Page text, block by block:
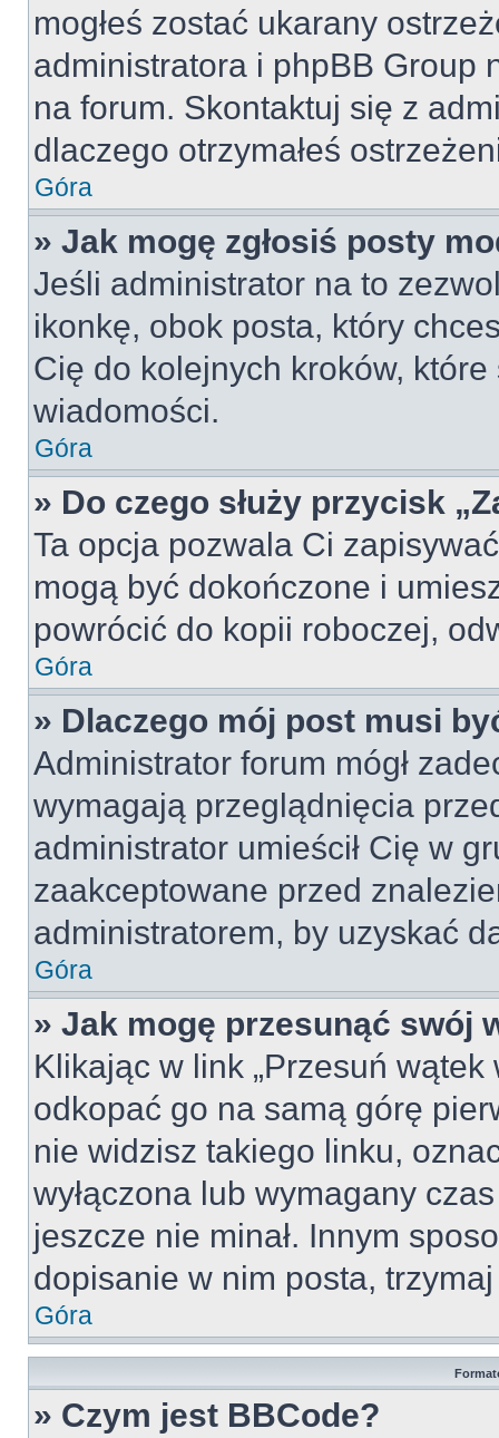
mogłeś zostać ukarany
administratora i phpBB Group
na forum. Skontaktuj się z
dlaczego otrzymałeś
Góra
» Jak mogę zgłosiś posty
Jeśli administrator na to
ikonkę, obok posta, który
Cię do kolejnych kroków,
wiadomości.
Góra
» Do czego służy przycisk
Ta opcja pozwala Ci
mogą być dokończone i
powrócić do kopii roboczej,
Góra
» Dlaczego mój post musi
Administrator forum mógł
wymagają przeglądnięcia
administrator umieścił Cię w
zaakceptowane przed
administratorem, by uzyskać
Góra
» Jak mogę przesunąć swój
Klikając w link „Przesuń
odkopać go na samą górę
nie widzisz takiego linku,
wyłączona lub wymagany
jeszcze nie minał. Innym
dopisanie w nim posta,
Góra
» Czym jest BBCode?